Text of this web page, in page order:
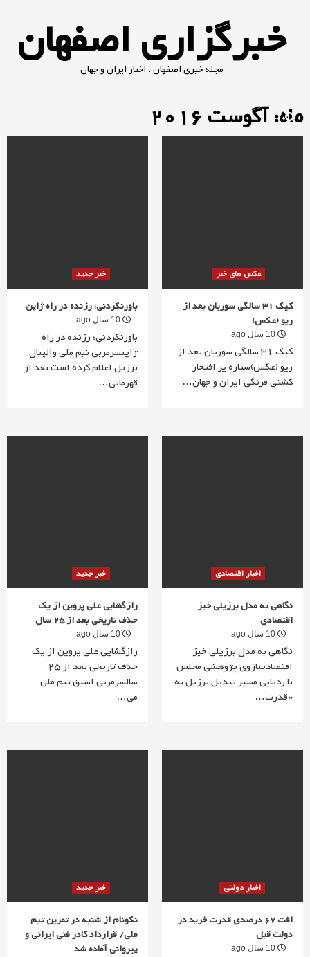
contentخبرگزاری اصفهان
مجله خبری اصفهان ، اخبار ایران و جهان
ماه: آگوست 2016
خبر جدید
باورنکردنی؛ رزنده در راه ژاپن
باورنکردنی؛ رزنده در راه
ژاپنسرمربی تیم ملی والیبال
برزیل اعلام کرده است بعد از
قهرمانی…
عکس های خبر
کیک 31 سالگی سوریان بعد از
ریو (عکس)
کیک 31 سالگی سوریان بعد از
ریو (عکس)ستاره پر افتخار
کشتی فرنگی ایران و جهان…
خبر جدید
رازگشایی علی پروین از یک
حذف تاریخی بعد از 25 سال
رازگشایی علی پروین از یک
حذف تاریخی بعد از 25
سالسرمربی اسبق تیم ملی
می…
اخبار اقتصادی
نگاهی به مدل برزیلی خیز
اقتصادی
نگاهی به مدل برزیلی خیز
اقتصادیبازوی پژوهشی مجلس
با ردیابی مسیر تبدیل برزیل به
«قدرت…
خبر جدید
نکونام از شنبه در تمرین تیم
ملی/ قرارداد کادر فنی ایرانی و
پیروانی آماده شد
اخبار دولتی
افت 67 درصدی قدرت خرید در
دولت قبل